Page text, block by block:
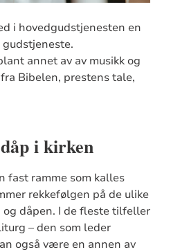
i hovedgudstjenesten en
annet av av musikk og
Bibelen, prestens tale,
i kirken
fast ramme som kalles
rekkefølgen på de ulike
dåpen. I de fleste tilfeller
– den som leder
også være en annen av